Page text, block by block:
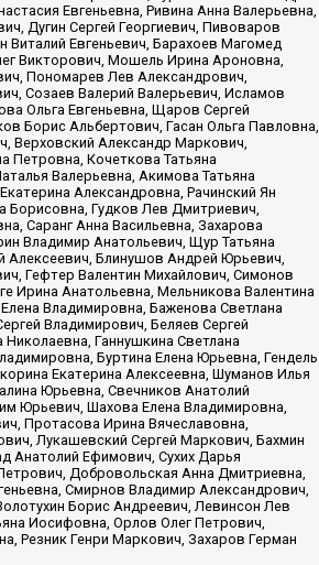
Евгеньевна, Ривина Анна Валерьевна,
Дугин Сергей Георгиевич, Пивоваров
Виталий Евгеньевич, Барахоев Магомед
Викторович, Мошель Ирина Ароновна,
Пономарев Лев Александрович,
Созаев Валерий Валерьевич, Исламов
Ольга Евгеньевна, Щаров Сергей
Борис Альбертович, Гасан Ольга Павловна,
Верховский Александр Маркович,
Петровна, Кочеткова Татьяна
Валерьевна, Акимова Татьяна
Александровна, Рачинский Ян
Борисовна, Гудков Лев Дмитриевич,
Саранг Анна Васильевна, Захарова
Владимир Анатольевич, Щур Татьяна
Блинушов Андрей Юрьевич,
Гефтер Валентин Михайлович, Симонов
Ирина Анатольевна, Мельникова Валентина
Владимировна, Баженова Светлана
Владимирович, Беляев Сергей
Николаевна, Ганнушкина Светлана
Буртина Елена Юрьевна, Гендель
Екатерина Алексеевна, Шуманов Илья
Юрьевна, Свечников Анатолий
Юрьевич, Шахова Елена Владимировна,
Протасова Ирина Вячеславовна,
Лукашевский Сергей Маркович, Бахмин
Анатолий Ефимович, Сухих Дарья
Добровольская Анна Дмитриевна,
Смирнов Владимир Александрович,
Борис Андреевич, Левинсон Лев
Иосифовна, Орлов Олег Петрович,
Резник Генри Маркович, Захаров Герман